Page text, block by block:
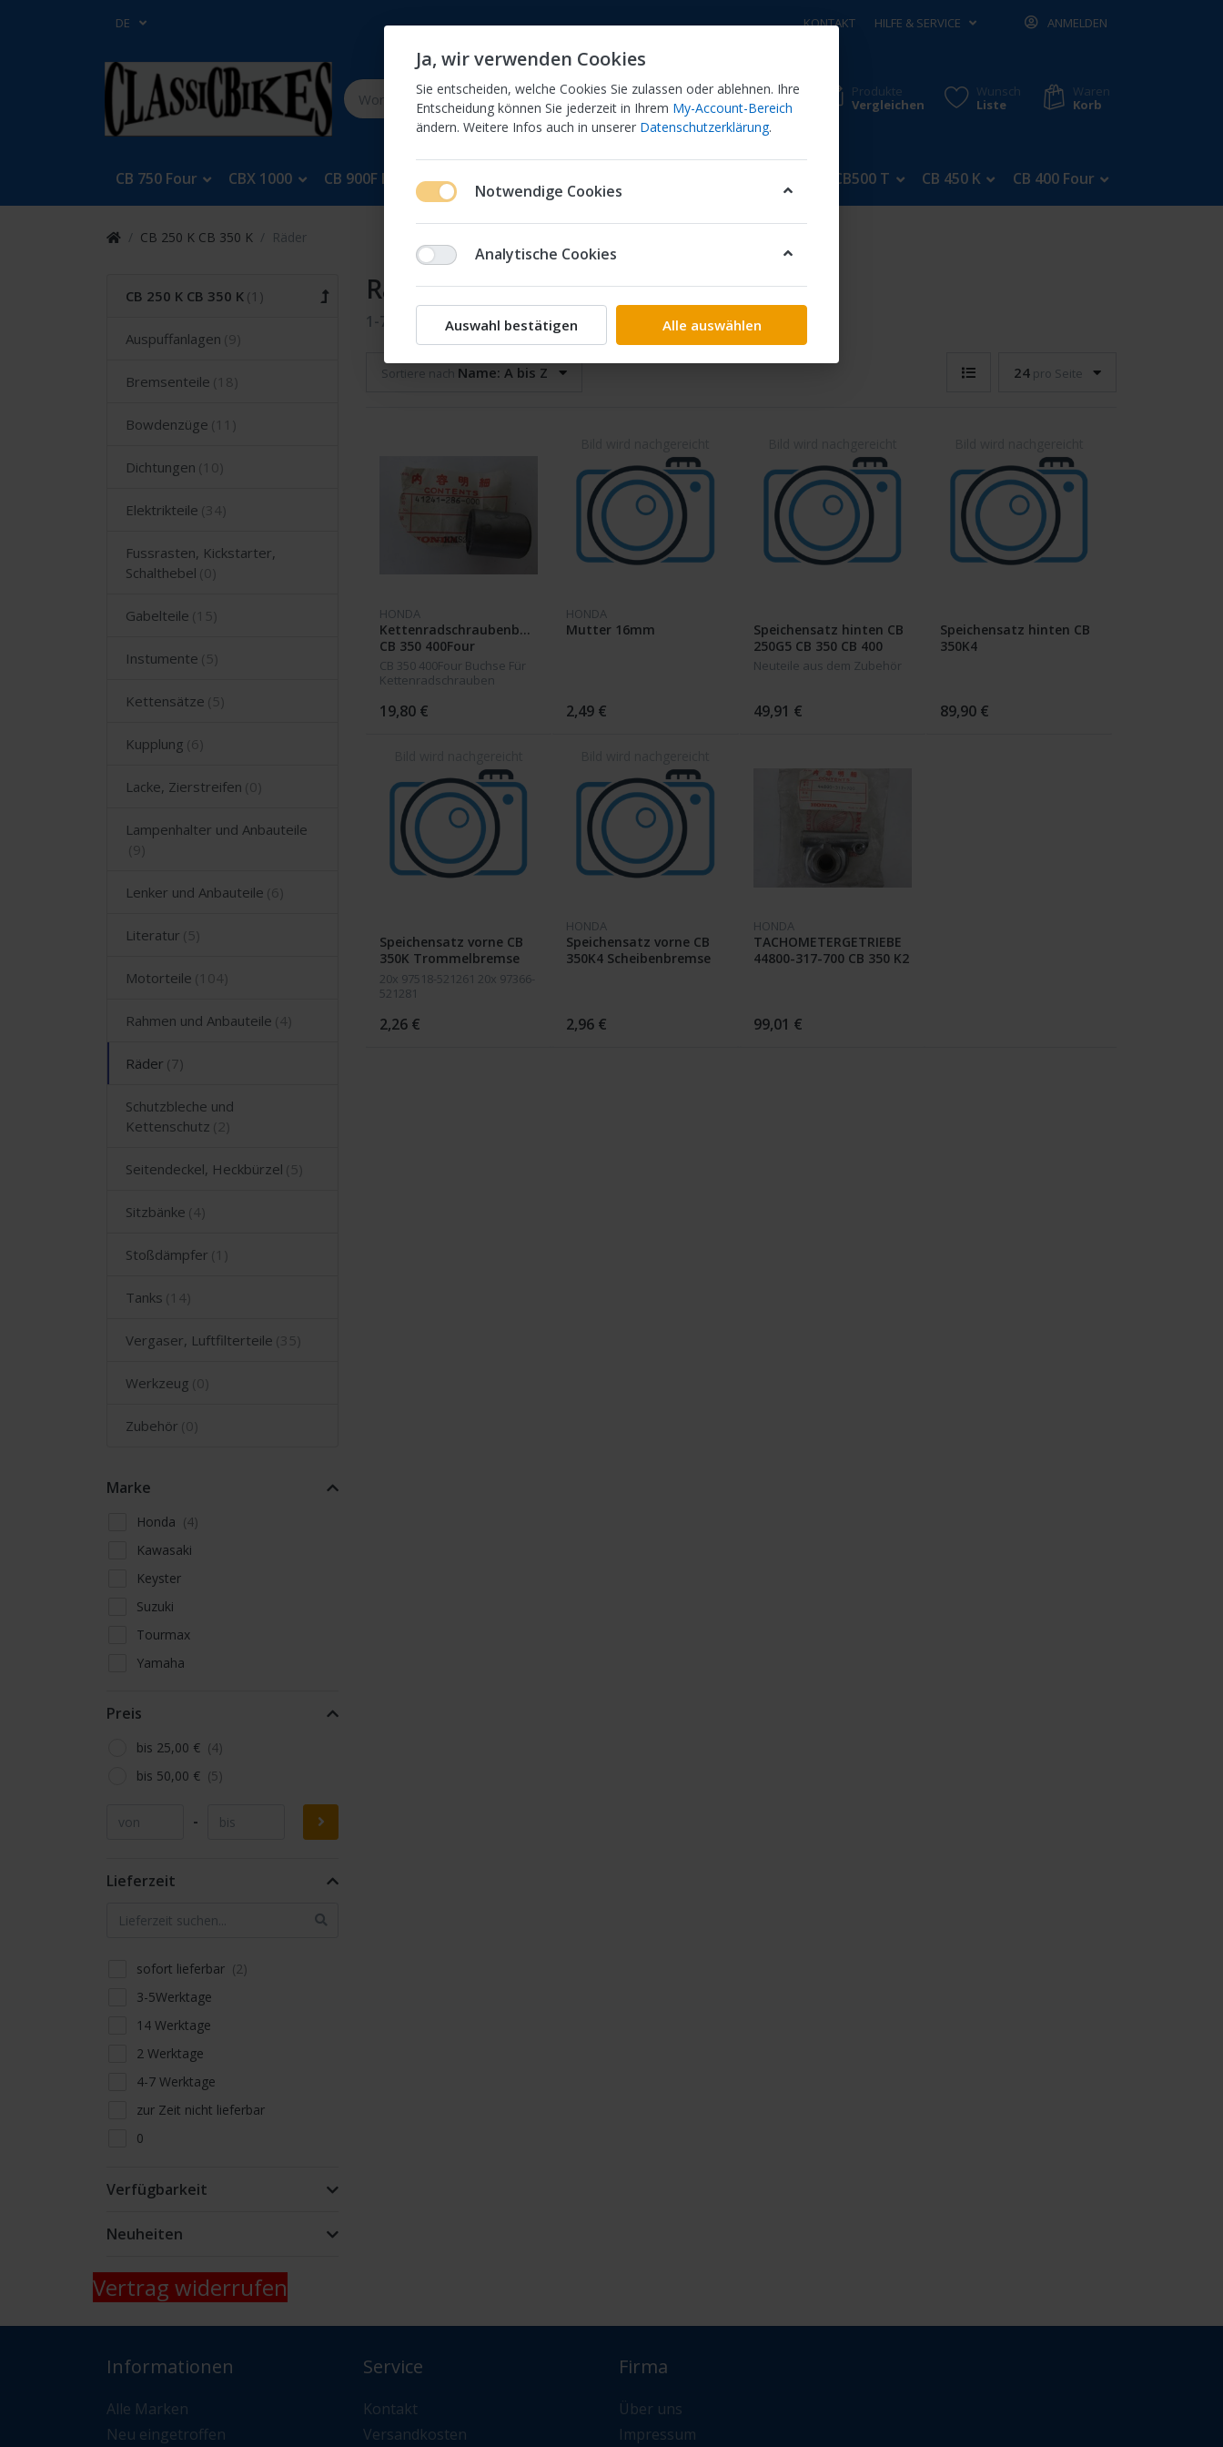
DE KONTAKT HILFE & SERVICE ANMELDEN
Produkte
Vergleichen
Wunsch
Liste
Waren
Korb
CB 750 Four CBX 1000 CB 900F Bol Dor CB500 T CB 450 K CB 400 Four
CB 250 K CB 350 K Räder
CB 250 K CB 350 K
Auspuffanlagen
Bremsenteile
Bowdenzüge
Dichtungen
Elektrikteile
Fussrasten, Kickstarter,
Schalthebel
Gabelteile
Instumente
Kettensätze
Kupplung
Lacke, Zierstreifen
Lampenhalter und Anbauteile
Lenker und Anbauteile
Literatur
Motorteile
Rahmen und Anbauteile
Räder
Schutzbleche und
Kettenschutz
Seitendeckel, Heckbürzel
Sitzbänke
Stoßdämpfer
Tanks
Vergaser, Luftfilterteile
Werkzeug
Zubehör
Marke
Honda
Kawasaki
Keyster
Suzuki
Tourmax
Yamaha
Preis
bis 25,00 €
bis 50,00 €
-
Lieferzeit
sofort lieferbar
3-5Werktage
14 Werktage
2 Werktage
4-7 Werktage
zur Zeit nicht lieferbar
0
per Mail erfragen
Verfügbarkeit
Neuheiten
Räder
1-7
Sortiere nach Name: A bis Z 24pro Seite
HONDA
Kettenradschraubenbuchse
CB 350 400Four
CB 350 400Four Buchse Für
Kettenradschrauben
19,80 €
HONDA
Mutter 16mm
2,49 €
Speichensatz hinten CB
250G5 CB 350 CB 400
Four CB360T CB 360G
Neuteile aus dem Zubehör
49,91 €
Speichensatz hinten CB
350K4
89,90 €
Speichensatz vorne CB
350K Trommelbremse
20x 97518-521261 20x 97366-
521281
2,26 €
HONDA
Speichensatz vorne CB
350K4 Scheibenbremse
2,96 €
HONDA
TACHOMETERGETRIEBE
44800-317-700 CB 350 K2
99,01 €
Vertrag widerrufen
Informationen
Alle Marken
Neu eingetroffen
Service
Kontakt
Versandkosten
Firma
Über uns
Impressum
Ja, wir verwenden Cookies
Sie entscheiden, welche Cookies Sie zulassen oder ablehnen. Ihre
Entscheidung können Sie jederzeit in Ihrem My-Account-Bereich
ändern. Weitere Infos auch in unserer Datenschutzerklärung.
Notwendige Cookies
Analytische Cookies
Auswahl bestätigen Alle auswählen